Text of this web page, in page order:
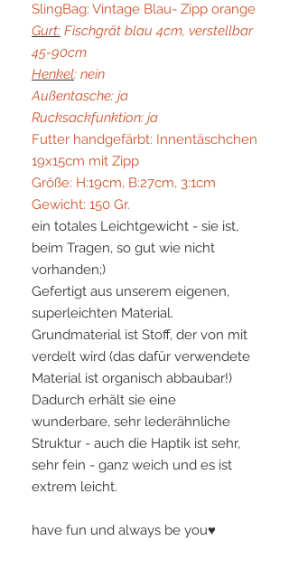
SlingBag: Vintage Blau- Zipp orange
Gurt: Fischgrät blau 4cm, verstellbar
45-90cm
Henkel: nein
Außentasche: ja
Rucksackfunktion: ja
Futter handgefärbt: Innentäschchen
19x15cm mit Zipp
Größe: H:19cm, B:27cm, 3:1cm
Gewicht: 150 Gr.
ein totales Leichtgewicht - sie ist,
beim Tragen, so gut wie nicht
vorhanden;)
Gefertigt aus unserem eigenen,
superleichten Material.
Grundmaterial ist Stoff, der von mit
verdelt wird (das dafür verwendete
Material ist organisch abbaubar!)
Dadurch erhält sie eine
wunderbare, sehr lederähnliche
Struktur - auch die Haptik ist sehr,
sehr fein - ganz weich und es ist
extrem leicht.
have fun und always be you♥